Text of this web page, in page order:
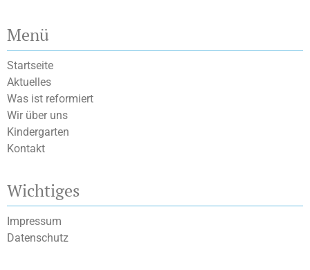
Menü
Startseite
Aktuelles
Was ist reformiert
Wir über uns
Kindergarten
Kontakt
Wichtiges
Impressum
Datenschutz